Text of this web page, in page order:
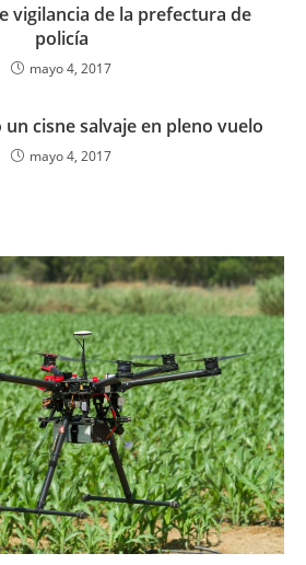
vigilancia de la prefectura de
policía
mayo 4, 2017
un cisne salvaje en pleno vuelo
mayo 4, 2017